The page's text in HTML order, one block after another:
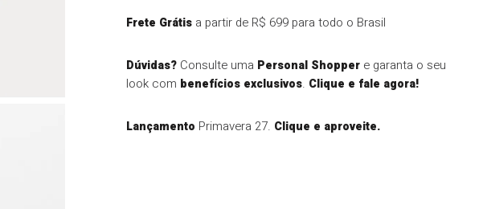
Frete Grátisa partir de R$ 699 para todo o Brasil
Dúvidas?Consulte uma Personal Shoppere garanta o seu
look com benefícios exclusivos. Clique e fale agora!
Lançamento Primavera 27. Clique e aproveite.